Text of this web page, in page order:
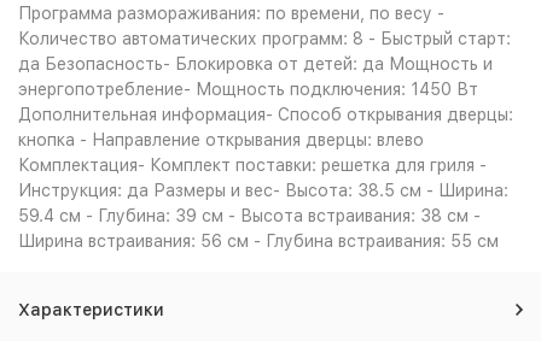
Программа размораживания: по времени, по весу -
Количество автоматических программ: 8 - Быстрый старт:
да Безопасность- Блокировка от детей: да Мощность и
энергопотребление- Мощность подключения: 1450 Вт
Дополнительная информация- Способ открывания дверцы:
кнопка - Направление открывания дверцы: влево
Комплектация- Комплект поставки: решетка для гриля -
Инструкция: да Размеры и вес- Высота: 38.5 см - Ширина:
59.4 см - Глубина: 39 см - Высота встраивания: 38 см -
Ширина встраивания: 56 см - Глубина встраивания: 55 см
Характеристики